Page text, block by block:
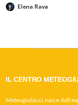
Elena Rava
IL CENTRO
Meteogiuliacci nasce